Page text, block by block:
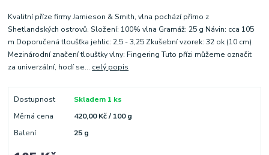
Kvalitní příze firmy Jamieson & Smith, vlna pochází přímo z
Shetlandských ostrovů. Složení: 100% vlna Gramáž: 25 g Návin: cca 105
m Doporučená tloušťka jehlic: 2,5 - 3,25 Zkušební vzorek: 32 ok (10 cm)
Mezinárodní značení tloušťky vlny: Fingering Tuto přízi můžeme označit
za univerzální, hodí se... celý popis
Dostupnost
Skladem 1 ks
Měrná cena
420,00 Kč / 100 g
Balení
25 g